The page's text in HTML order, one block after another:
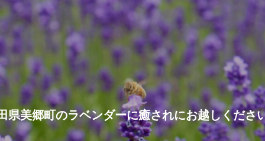
県美郷町のラベンダーに癒されにお越しくださ